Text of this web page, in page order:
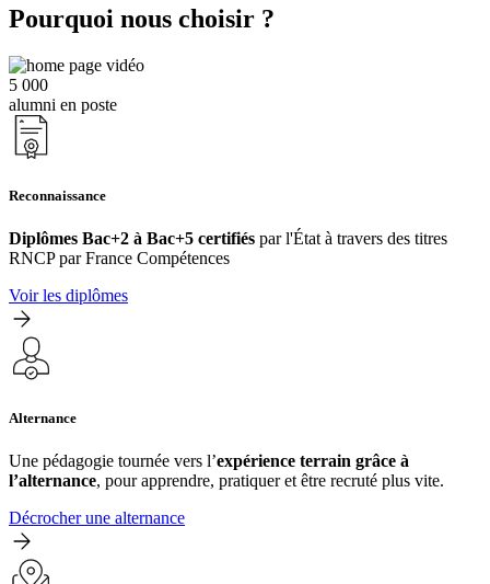
Pourquoi nous choisir ?
5 000
alumni en poste
Reconnaissance
Diplômes Bac+2 à Bac+5 certifiés par l'État à travers des titres
RNCP par France Compétences
Voir les diplômes
Alternance
Une pédagogie tournée vers l’expérience terrain grâce à
l’alternance, pour apprendre, pratiquer et être recruté plus vite.
Décrocher une alternance